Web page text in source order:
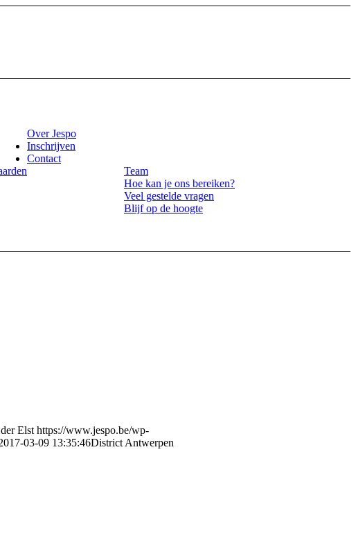
Over Jespo
Inschrijven
Contact
Team
Hoe kan je ons bereiken?
Veel gestelde vragen
Blijf op de hoogte
Elst https://www.jespo.be/wp-
03-09 13:35:46District Antwerpen